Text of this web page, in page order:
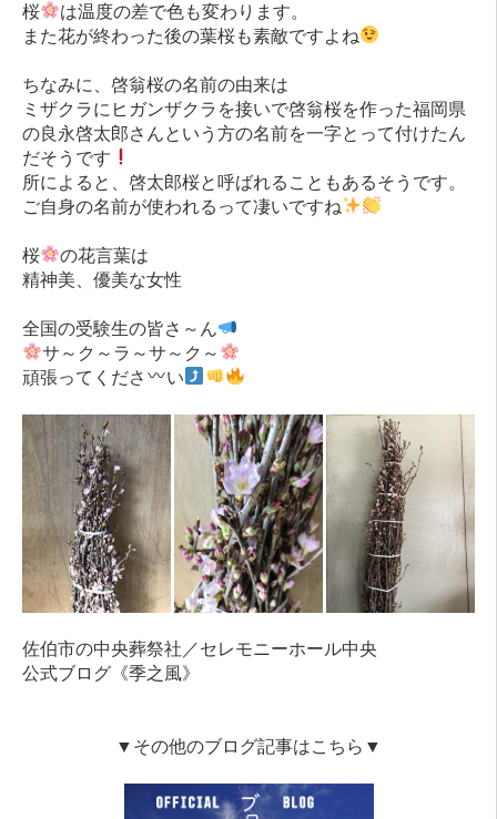
桜
は温度の差で色も変わります。
また花が終わった後の葉桜も素敵ですよね
ちなみに、啓翁桜の名前の由来は
ミザクラにヒガンザクラを接いで啓翁桜を作った福岡県
の良永啓太郎さんという方の名前を一字とって付けたん
だそうです
所によると、啓太郎桜と呼ばれることもあるそうです。
ご自身の名前が使われるって凄いですね
桜
の花言葉は
精神美、優美な女性
全国の受験生の皆さ～ん
サ～ク～ラ～サ～ク～
頑張ってくださ
い
佐伯市の中央葬祭社／セレモニーホール中央
公式ブログ《季之風》
▼その他のブログ記事はこちら▼